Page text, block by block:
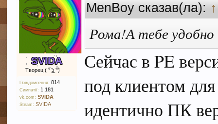
SVIDA
Творец ( ͡° ͜ʖ ͡°)
Повідомлення: 814
Симпатії: 1.181
vk.com: SVIDA
Steam: SVIDA
MenBoy сказав(ла):↑
Рома!А тебе удобно
Сейчас в PE
под клиентом
идентично ПК